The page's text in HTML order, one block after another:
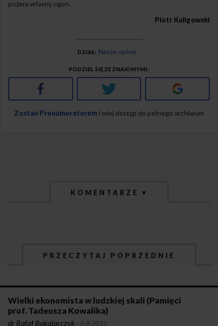
pożera własny ogon.
Piotr Kuligowski
DZIAŁ Nasze opinie
PODZIEL SIĘ ZE ZNAJOMYMI
Facebook Twitter Google+
Zostań Prenumeratorem i miej dostęp do pełnego archiwum
KOMENTARZE ▾
PRZECZYTAJ POPRZEDNIE
Wielki ekonomista w ludzkiej skali (Pamięci
prof. Tadeusza Kowalika)
dr Rafał Bakalarczyk · 3-8-2012